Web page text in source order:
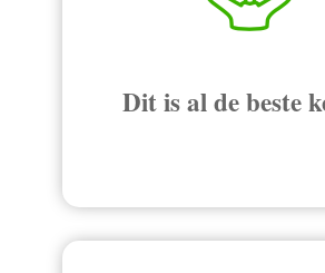
Dit is al de beste